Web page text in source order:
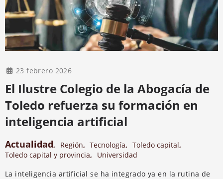
23 febrero 2026
El Ilustre Colegio de la Abogacía de
Toledo refuerza su formación en
inteligencia artificial
Actualidad, Región,Tecnología, Toledo capital,
Toledo capital y provincia, Universidad
La inteligencia artificial se ha integrado ya en la rutina de